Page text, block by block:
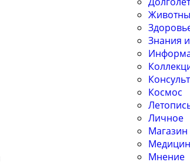
Знания
Космос
Личное
Магазин
Мнение